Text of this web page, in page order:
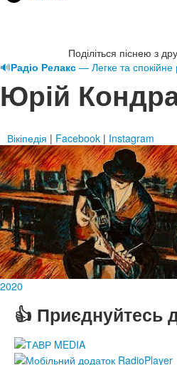
Поділіться піснею з
🔊Радіо Релакс — Легке та спокійне
Юрій
Вікіпедія | Facebook | Instagram
2020
👍 Приєднуйтесь